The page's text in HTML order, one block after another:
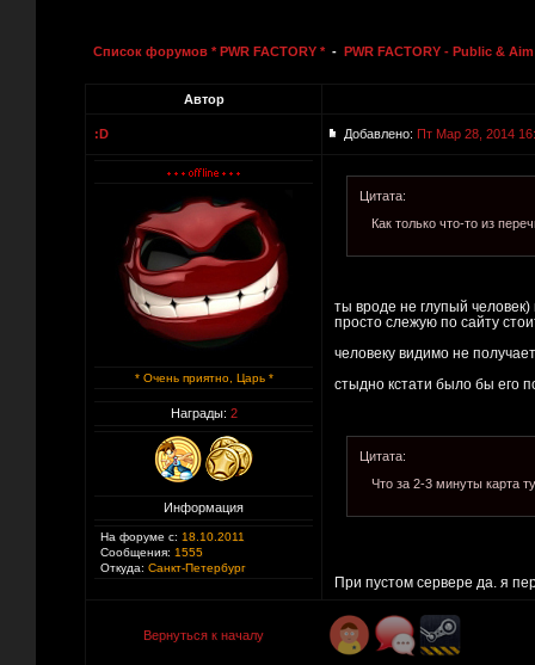
Список форумов * PWR FACTORY * - PWR FACTORY - Public &
Автор
:D Добавлено: Пт Мар 28, 2014
* Очень приятно, Царь *
Награды: 2
Информация
На форуме с: 18.10.2011
Сообщения: 1555
Откуда: Санкт-Петербург
Цитата:
Как только что-то из
ты вроде не глупый
просто слежую по сайту
человеку видимо не
стыдно кстати было бы его
Цитата:
Что за 2-3 минуты карта
При пустом сервере да. я
Вернуться к началу